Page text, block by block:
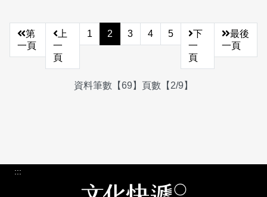
第
一頁
上
一
頁
1 2 3 4 5
下
一
頁
最後
一頁
資料筆數【69】頁數【2/9】
:::